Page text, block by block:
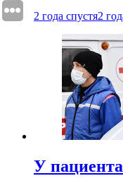
2 года спустя2
У